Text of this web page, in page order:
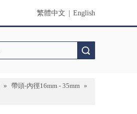
繁體中文 English
» 帶頭-內徑16mm - 35mm »